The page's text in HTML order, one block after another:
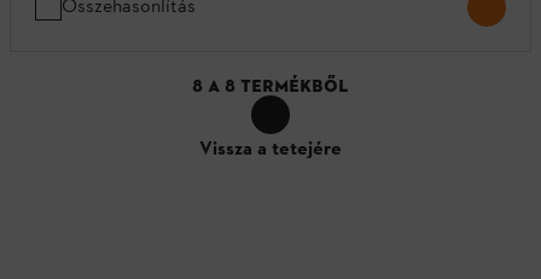
Összehasonlítás
8 A 8 TERMÉKBŐL
Vissza a tetejére